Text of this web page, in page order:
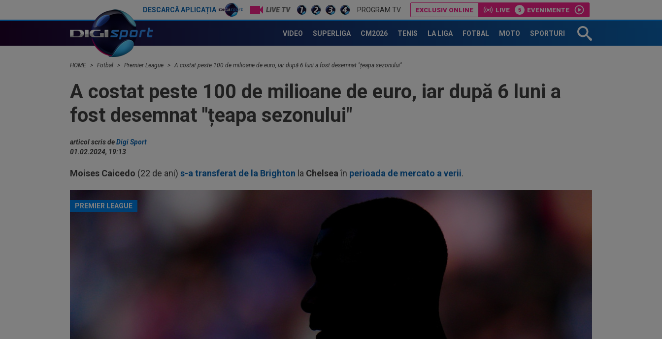
DESCARCĂ APLICAȚIA LIVE TV PROGRAM TV EXCLUSIV ONLINE LIVE EVENIMENTE
VIDEO SUPERLIGA CM2026 TENIS LA LIGA FOTBAL MOTO SPORTURI
HOME Fotbal Premier League A costat peste 100 de milioane de euro, iar după 6 luni a fost desemnat "țeapa sezonului"
A costat peste 100 de milioane de euro, iar după 6 luni a
fost desemnat "țeapa sezonului"
articol scris deDigi Sport
01.02.2024, 19:13
Moises Caicedo (22 de ani) s-a transferat de la Brighton la Chelseaîn perioada de mercato a verii.
PREMIER LEAGUE